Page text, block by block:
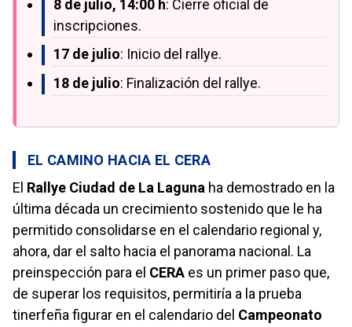
8 de julio, 14:00 h: Cierre oficial de
inscripciones.
17 de julio: Inicio del rallye.
18 de julio: Finalización del rallye.
EL CAMINO HACIA EL CERA
El Rallye Ciudad de La Laguna ha demostrado en la
última década un crecimiento sostenido que le ha
permitido consolidarse en el calendario regional y,
ahora, dar el salto hacia el panorama nacional. La
preinspección para el CERA es un primer paso que,
de superar los requisitos, permitiría a la prueba
tinerfeña figurar en el calendario del Campeonato